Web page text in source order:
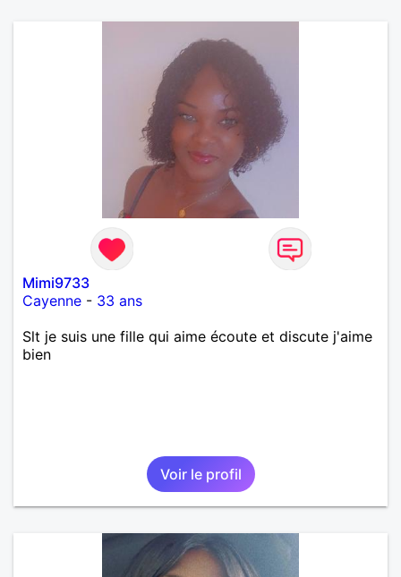
Mimi9733
Cayenne - 33 ans
Slt je suis une fille qui aime écoute et discute j'aime
bien
Voir le profil